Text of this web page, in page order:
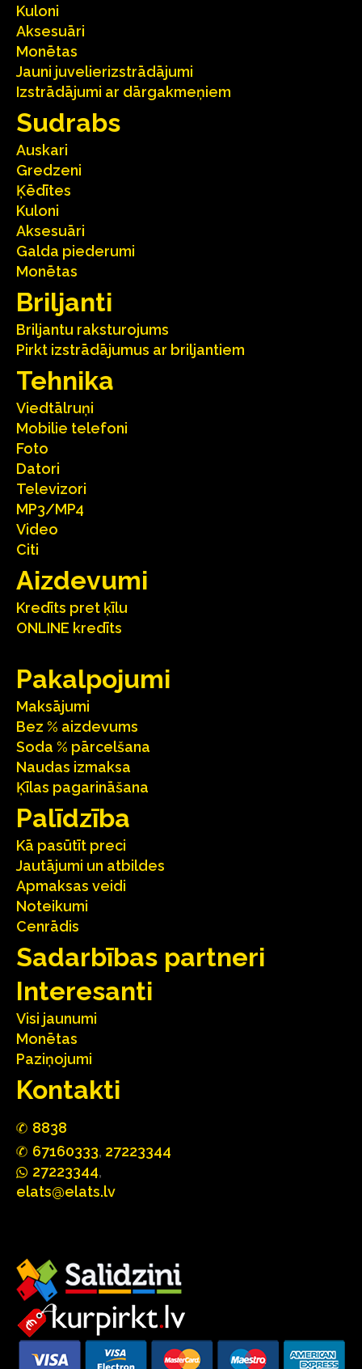
Kuloni
Aksesuāri
Monētas
Jauni juvelierizstrādājumi
Izstrādājumi ar dārgakmeņiem
Sudrabs
Auskari
Gredzeni
Ķēdītes
Kuloni
Aksesuāri
Galda piederumi
Monētas
Briljanti
Briljantu raksturojums
Pirkt izstrādājumus ar briljantiem
Tehnika
Viedtālruņi
Mobilie telefoni
Foto
Datori
Televizori
MP3/MP4
Video
Citi
Aizdevumi
Kredīts pret ķīlu
ONLINE kredīts
Pakalpojumi
Maksājumi
Bez % aizdevums
Soda % pārcelšana
Naudas izmaksa
Ķīlas pagarināšana
Palīdzība
Kā pasūtīt preci
Jautājumi un atbildes
Apmaksas veidi
Noteikumi
Cenrādis
Sadarbības partneri
Interesanti
Visi jaunumi
Monētas
Paziņojumi
Kontakti
8838
67160333, 27223344
27223344,
elats@elats.lv